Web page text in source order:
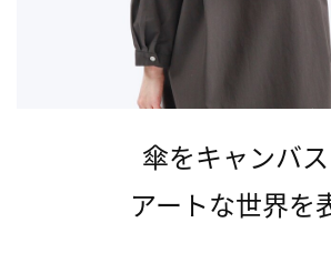
傘をキャンバ
アートな世界を